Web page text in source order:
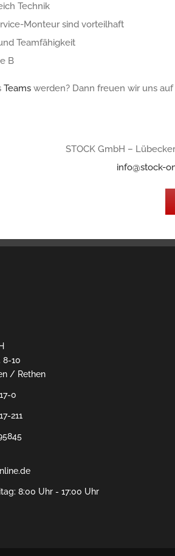
Technik
Monteur sind vorteilhaft
Teamfähigkeit
B
Teams werden? Dann freuen wir uns
STOCK GmbH –
info@stock-
8-10
/ Rethen
0
211
8:00 Uhr - 17:00 Uhr